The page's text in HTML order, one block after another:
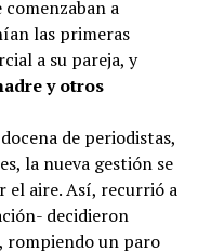
a
las primeras
a su pareja, y
y otros
de periodistas,
la nueva gestión se
el aire. Así, recurrió a
decidieron
rompiendo un paro